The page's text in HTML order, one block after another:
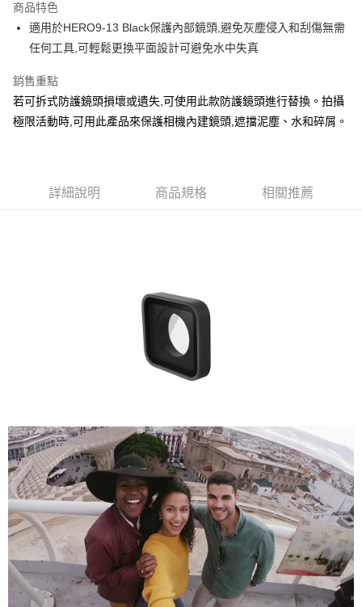
合作金庫商業銀行
華南商業銀行
彰化商業銀行
上海商業儲蓄銀行
台北富邦商業銀行
臺灣中小企業銀行
匯豐（台灣）商業銀行
華泰商業銀行
聯邦商業銀行
遠東國際商業銀行
台灣樂天信用卡公司
6 期 0 利率 每期
華南商業銀行
彰化商業銀行
上海商業儲蓄銀行
國泰世華商業銀行
臺灣中小企業銀行
台中商業銀行
匯豐（台灣）商業銀行
華泰商業銀行
台新國際商業銀行
中國信託商業銀行
超商取貨付款
LINE Pay
Apple Pay
運送方式
宅配
免運費
商品特色
適用於HERO9-13 Black保護內部鏡頭,避免灰塵侵入和刮傷無需
任何工具,可輕鬆更換平面設計可避免水中失真
銷售重點
若可拆式防護鏡頭損壞或遺失,可使用此款防護鏡頭進行替換。拍攝
極限活動時,可用此產品來保護相機內建鏡頭,遮擋泥塵、水和碎屑。
詳細說明 商品規格 相關推薦